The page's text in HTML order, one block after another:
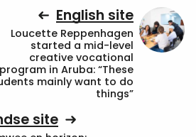
English site
Loucette Reppenhagen
started a mid-level
creative vocational
program in Aruba: “These
mainly want to do
things”
site